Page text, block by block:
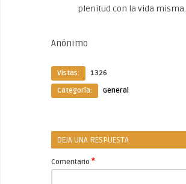
plenitud con la vida misma.
Anónimo
Vistas:
1326
Categoría:
General
DEJA UNA RESPUESTA
Comentario *